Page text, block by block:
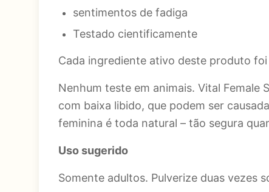
sentimentos de fadiga
Testado cientificamente
Cada ingrediente ativo deste produto
Nenhum teste em animais. Vital Female
com baixa libido, que podem ser
feminina é toda natural – tão segura
Uso sugerido
Somente adultos. Pulverize duas vezes